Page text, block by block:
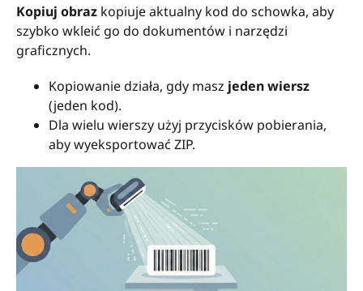
Kopiuj obraz kopiuje aktualny kod do schowka, aby
szybko wkleić go do dokumentów i narzędzi
graficznych.
Kopiowanie działa, gdy masz jeden wiersz
(jeden kod).
Dla wielu wierszy użyj przycisków pobierania,
aby wyeksportować ZIP.